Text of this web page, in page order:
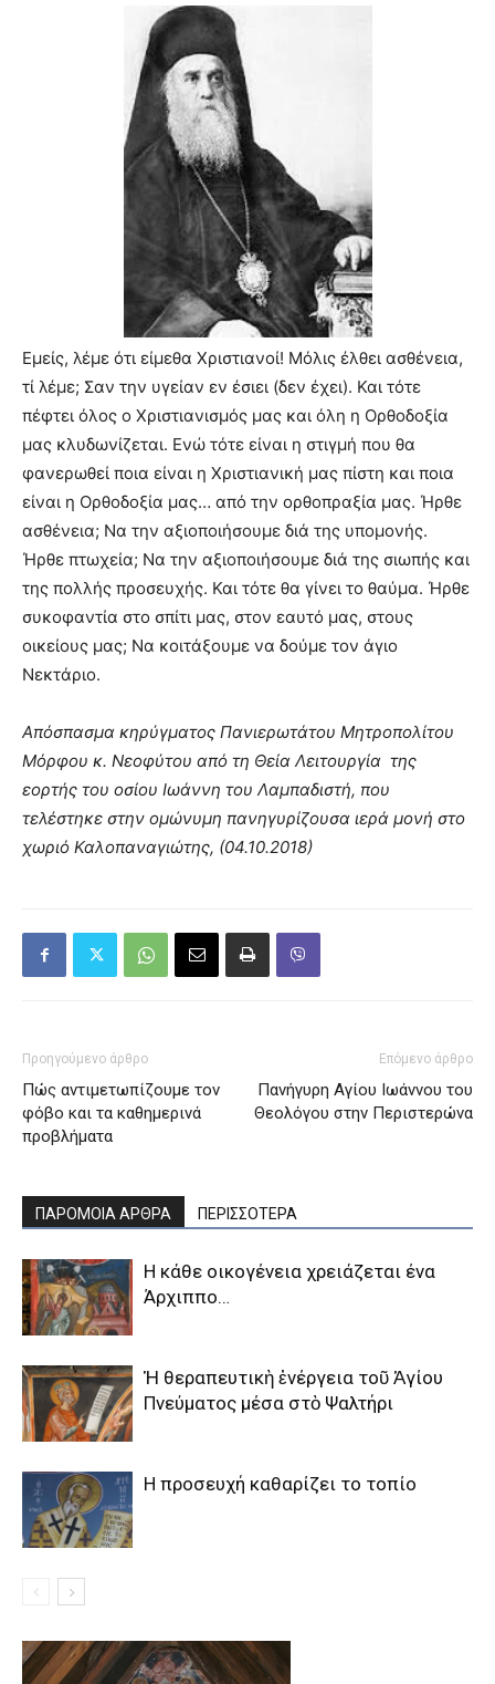
Εμείς, λέμε ότι είμεθα Χριστιανοί! Μόλις έλθει ασθένεια,
τί λέμε; Σαν την υγείαν εν έσιει (δεν έχει). Και τότε
πέφτει όλος ο Χριστιανισμός μας και όλη η Ορθοδοξία
μας κλυδωνίζεται. Ενώ τότε είναι η στιγμή που θα
φανερωθεί ποια είναι η Χριστιανική μας πίστη και ποια
είναι η Ορθοδοξία μας… από την ορθοπραξία μας. Ήρθε
ασθένεια; Να την αξιοποιήσουμε διά της υπομονής.
Ήρθε πτωχεία; Να την αξιοποιήσουμε διά της σιωπής και
της πολλής προσευχής. Και τότε θα γίνει το θαύμα. Ήρθε
συκοφαντία στο σπίτι μας, στον εαυτό μας, στους
οικείους μας; Να κοιτάξουμε να δούμε τον άγιο
Νεκτάριο.
Απόσπασμα κηρύγματος Πανιερωτάτου Μητροπολίτου
Μόρφου κ. Νεοφύτου από τη Θεία Λειτουργία της
εορτής του οσίου Ιωάννη του Λαμπαδιστή, που
τελέστηκε στην ομώνυμη πανηγυρίζουσα ιερά μονή στο
χωριό Καλοπαναγιώτης, (04.10.2018)
Προηγούμενο άρθρο
Πώς αντιμετωπίζουμε τον
φόβο και τα καθημερινά
προβλήματα
Επόμενο άρθρο
Πανήγυρη Αγίου Ιωάννου του
Θεολόγου στην Περιστερώνα
ΠΑΡΟΜΟΙΑ ΑΡΘΡΑ ΠΕΡΙΣΣΟΤΕΡΑ
Η κάθε οικογένεια χρειάζεται ένα
Άρχιππο…
Ἡ θεραπευτικὴ ἐνέργεια τοῦ Ἁγίου
Πνεύματος μέσα στὸ Ψαλτήρι
Η προσευχή καθαρίζει το τοπίο